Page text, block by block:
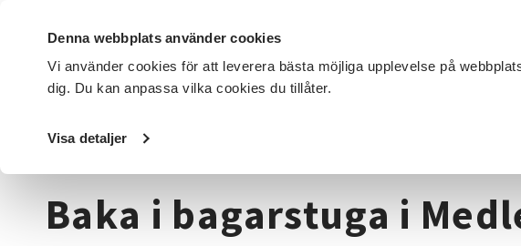
Denna webbplats använder cookies
Vi använder cookies för att leverera bästa möjliga upplevelse på
dig. Du kan anpassa vilka cookies du tillåter.
Visa detaljer
DET HÄR GÖR VI FÖR DIG SOM SÖK KURSER OCH EVENEMANG
Startsida / Kurser och evenemang
Baka i bagarstuga i